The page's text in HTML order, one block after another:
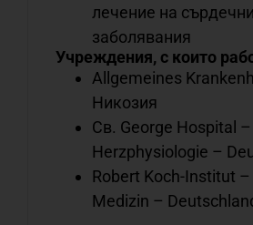
лечение на сърдечни
заболявания
Учреждения, с които
Allgemeines
Никозия
Св. George Hospital –
Herzphysiologie –
Robert Koch-Institut
Medizin –